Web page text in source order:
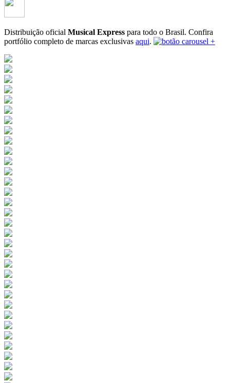
Distribuição oficial Musical Express para todo o Brasil. Confira
portfólio completo de marcas exclusivas aqui.